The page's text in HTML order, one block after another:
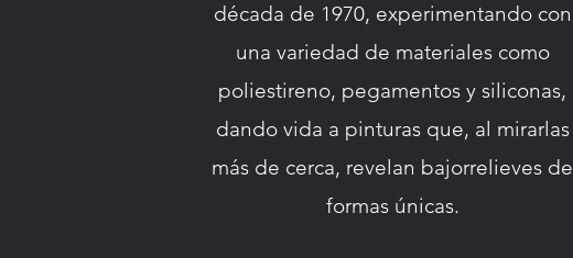
década de 1970, experimentando con
una variedad de materiales como
poliestireno, pegamentos y siliconas,
dando vida a pinturas que, al mirarlas
más de cerca, revelan bajorrelieves de
formas únicas.